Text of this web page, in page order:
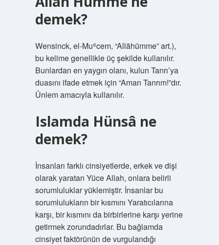
demek?
Wensinck, el-Muʿcem, “Allāhümme” art.),
bu kelime genellikle üç şekilde kullanılır.
Bunlardan en yaygın olanı, kulun Tanrı’ya
duasını ifade etmek için “Aman Tanrım!”dır.
Ünlem amacıyla kullanılır.
Islamda Hünsâ ne
demek?
İnsanları farklı cinsiyetlerde, erkek ve dişi
olarak yaratan Yüce Allah, onlara belirli
sorumluluklar yüklemiştir. İnsanlar bu
sorumlulukların bir kısmını Yaratıcılarına
karşı, bir kısmını da birbirlerine karşı yerine
getirmek zorundadırlar. Bu bağlamda
cinsiyet faktörünün de vurgulandığı